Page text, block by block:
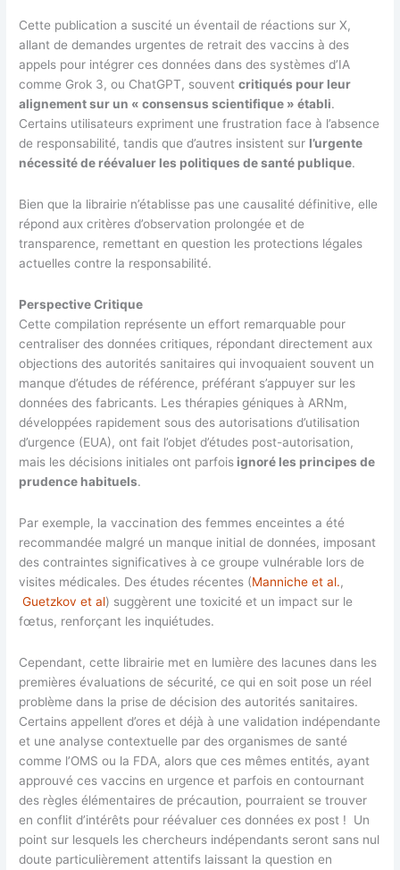
Cette publication a suscité un éventail de réactions sur X,
allant de demandes urgentes de retrait des vaccins à des
appels pour intégrer ces données dans des systèmes d’IA
comme Grok 3, ou ChatGPT, souventcritiqués pour leur
alignement sur un « consensus scientifique » établi.
Certains utilisateurs expriment une frustration face à l’absence
de responsabilité, tandis que d’autres insistent sur l’urgente
nécessité de réévaluer les politiques de santé publique.
Bien que la librairie n’établisse pas une causalité définitive, elle
répond aux critères d’observation prolongée et de
transparence, remettant en question les protections légales
actuelles contre la responsabilité.
Perspective Critique
Cette compilation représente un effort remarquable pour
centraliser des données critiques, répondant directement aux
objections des autorités sanitaires qui invoquaient souvent un
manque d’études de référence, préférant s’appuyer sur les
données des fabricants. Les thérapies géniques à ARNm,
développées rapidement sous des autorisations d’utilisation
d’urgence (EUA), ont fait l’objet d’études post-autorisation,
mais les décisions initiales ont parfois ignoré les principes de
prudence habituels.
Par exemple, la vaccination des femmes enceintes a été
recommandée malgré un manque initial de données, imposant
des contraintes significatives à ce groupe vulnérable lors de
visites médicales. Des études récentes (Manniche et al.,
Guetzkov et al) suggèrent une toxicité et un impact sur le
fœtus, renforçant les inquiétudes.
Cependant, cette librairie met en lumière des lacunes dans les
premières évaluations de sécurité, ce qui en soit pose un réel
problème dans la prise de décision des autorités sanitaires.
Certains appellent d’ores et déjà à une validation indépendante
et une analyse contextuelle par des organismes de santé
comme l’OMS ou la FDA, alors que ces mêmes entités, ayant
approuvé ces vaccins en urgence et parfois en contournant
des règles élémentaires de précaution, pourraient se trouver
en conflit d’intérêts pour réévaluer ces données ex post ! Un
point sur lesquels les chercheurs indépendants seront sans nul
doute particulièrement attentifs laissant la question en